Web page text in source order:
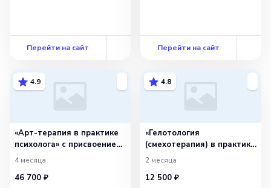
Перейти на сайт Перейти на сайт
4.9
«Арт-терапия в практике
психолога» с присвоением
квалификации «Арт-
терапевт»
4 месяца
46 700 ₽
4.8
«Гелотология
(смехотерапия) в практике
психолога»
2 месяца
12 500 ₽